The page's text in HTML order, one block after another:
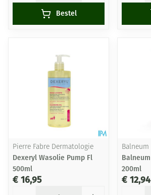
Bestel
Pierre Fabre Dermatologie
Dexeryl Wasolie Pump Fl
500ml
€ 16,95
Balneum
200ml
€ 12,94